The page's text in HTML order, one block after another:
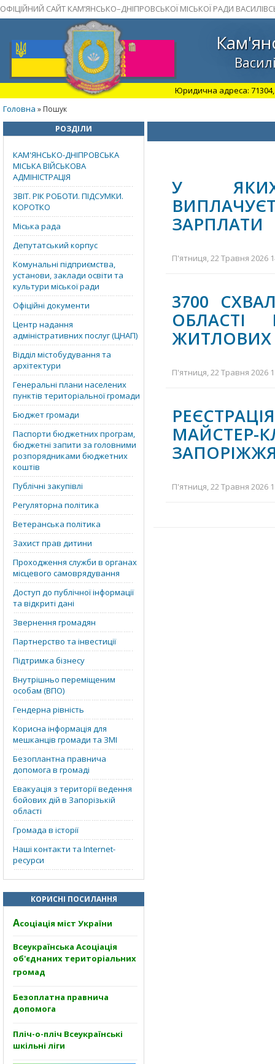
ОФІЦІЙНИЙ САЙТ КАМ’ЯНСЬКО–ДНІПРОВСЬКОЇ МІСЬКОЇ РАДИ
Юридична адреса: 71304,
Головна » Пошук
РОЗДІЛИ
КАМ'ЯНСЬКО-ДНІПРОВСЬКА
МІСЬКА ВІЙСЬКОВА
АДМІНІСТРАЦІЯ
ЗВІТ. РІК РОБОТИ. ПІДСУМКИ.
КОРОТКО
Міська рада
Депутатський корпус
Комунальні підприємства,
установи, заклади освіти та
культури міської ради
Офіційні документи
Центр надання
адміністративних послуг (ЦНАП)
Відділ містобудування та
архітектури
Генеральні плани населених
пунктів територіальної громади
Бюджет громади
Паспорти бюджетних програм,
бюджетні запити за головними
розпорядниками бюджетних
коштів
Публічні закупівлі
Регуляторна політика
Ветеранська політика
Захист прав дитини
Проходження служби в органах
місцевого самоврядування
Доступ до публічної інформації
та відкриті дані
Звернення громадян
Партнерство та інвестиції
Підтримка бізнесу
Внутрішньо переміщеним
особам (ВПО)
Гендерна рівність
Корисна інформація для
мешканців громади та ЗМІ
Безоплантна правнича
допомога в громаді
Евакуація з території ведення
бойових дій в Запорізькій
області
Громада в історії
Наші контакти та Internet-
ресурси
КОРИСНІ ПОСИЛАННЯ
Асоціація міст України
Всеукраїнська Асоціація
об'єднаних територіальних
громад
Безоплатна правнича
допомога
Пліч-о-пліч Всеукраїнські
шкільні ліги
У ЯКИХ
ЗАРПЛАТИ
П'ятниця, 22 Травня 2026
3700
ОБЛАСТІ
ЖИТЛОВИХ
П'ятниця, 22 Травня 2026
П'ятниця, 22 Травня 2026